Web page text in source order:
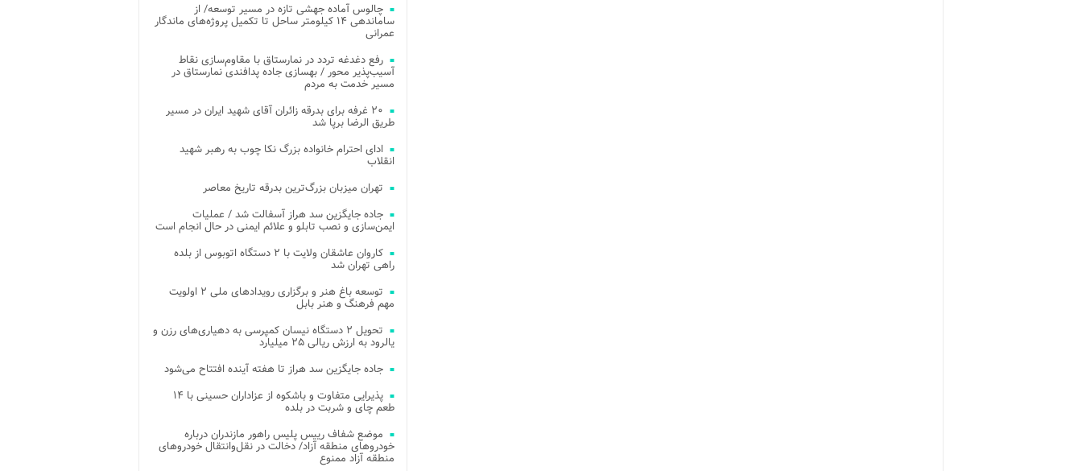
چالوس آماده جهشی تازه در مسیر توسعه/ از
ساماندهی ۱۴ کیلومتر ساحل تا تکمیل پروژه‌های ماندگار
عمرانی
رفع دغدغه تردد در نمارستاق با مقاوم‌سازی نقاط
آسیب‌پذیر محور / بهسازی جاده پدافندی نمارستاق در
مسیر خدمت به مردم
۲۰ غرفه برای بدرقه زائران آقای شهید ایران در مسیر
طریق الرضا برپا شد
ادای احترام خانواده بزرگ نکا چوب به رهبر شهید
انقلاب
تهران میزبان بزرگ‌ترین بدرقه تاریخ معاصر
جاده جایگزین سد هراز آسفالت شد / عملیات
ایمن‌سازی و نصب تابلو و علائم ایمنی در حال انجام است
کاروان عاشقان ولایت با ۲ دستگاه اتوبوس از بلده
راهی تهران شد
توسعه باغ هنر و برگزاری رویدادهای ملی ۲ اولویت
مهم فرهنگ و هنر بابل
تحویل ۲ دستگاه نیسان کمپرسی به دهیاری‌های رزن و
یالرود به ارزش ریالی ۲۵ میلیارد
جاده جایگزین سد هراز تا هفته آینده افتتاح می‌شود
پذیرایی متفاوت و باشکوه از عزاداران حسینی با ۱۴
طعم چای و شربت در بلده
موضع شفاف رییس پلیس راهور مازندران درباره
خودروهای منطقه آزاد/ دخالت در نقل‌وانتقال خودروهای
منطقه آزاد ممنوع